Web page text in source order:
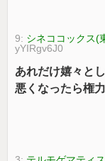
9: シネココックス(
yYIRgv6J0
あれだけ嬉々と
悪くなったら権